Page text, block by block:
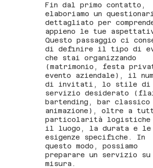
Fin dal primo contatto,
elaboriamo un
dettagliato per
appieno le tue
Questo passaggio ci
di definire il tipo di
che stai organizzando
(matrimonio, festa
evento aziendale), il
di invitati, lo stile di
servizio desiderato
bartending, bar classico
animazione), oltre a
particolarità logistiche
il luogo, la durata e le
esigenze specifiche. In
questo modo, possiamo
preparare un servizio su
misura.